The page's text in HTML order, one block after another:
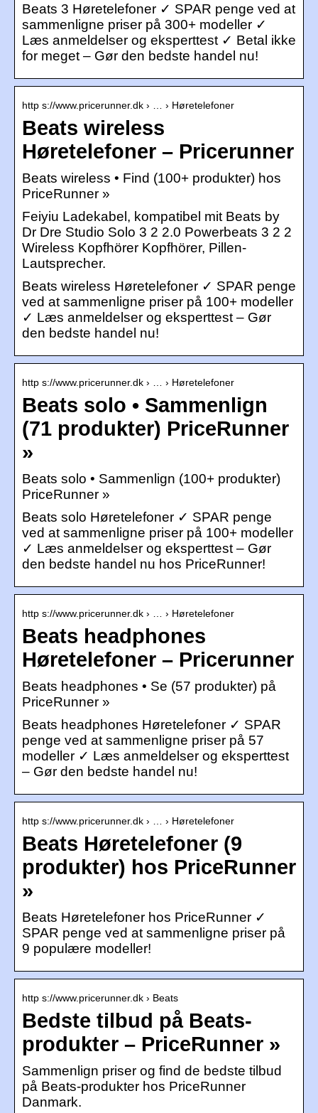
Beats 3 Høretelefoner ✓ SPAR penge ved at
sammenligne priser på 300+ modeller ✓
Læs anmeldelser og eksperttest ✓ Betal ikke
for meget – Gør den bedste handel nu!
http s://www.pricerunner.dk › … › Høretelefoner
Beats wireless
Høretelefoner – Pricerunner
Beats wireless • Find (100+ produkter) hos
PriceRunner »
Feiyiu Ladekabel, kompatibel mit Beats by
Dr Dre Studio Solo 3 2 2.0 Powerbeats 3 2 2
Wireless Kopfhörer Kopfhörer, Pillen-
Lautsprecher.
Beats wireless Høretelefoner ✓ SPAR penge
ved at sammenligne priser på 100+ modeller
✓ Læs anmeldelser og eksperttest – Gør
den bedste handel nu!
http s://www.pricerunner.dk › … › Høretelefoner
Beats solo • Sammenlign
(71 produkter) PriceRunner
»
Beats solo • Sammenlign (100+ produkter)
PriceRunner »
Beats solo Høretelefoner ✓ SPAR penge
ved at sammenligne priser på 100+ modeller
✓ Læs anmeldelser og eksperttest – Gør
den bedste handel nu hos PriceRunner!
http s://www.pricerunner.dk › … › Høretelefoner
Beats headphones
Høretelefoner – Pricerunner
Beats headphones • Se (57 produkter) på
PriceRunner »
Beats headphones Høretelefoner ✓ SPAR
penge ved at sammenligne priser på 57
modeller ✓ Læs anmeldelser og eksperttest
– Gør den bedste handel nu!
http s://www.pricerunner.dk › … › Høretelefoner
Beats Høretelefoner (9
produkter) hos PriceRunner
»
Beats Høretelefoner hos PriceRunner ✓
SPAR penge ved at sammenligne priser på
9 populære modeller!
http s://www.pricerunner.dk › Beats
Bedste tilbud på Beats-
produkter – PriceRunner »
Sammenlign priser og find de bedste tilbud
på Beats-produkter hos PriceRunner
Danmark.